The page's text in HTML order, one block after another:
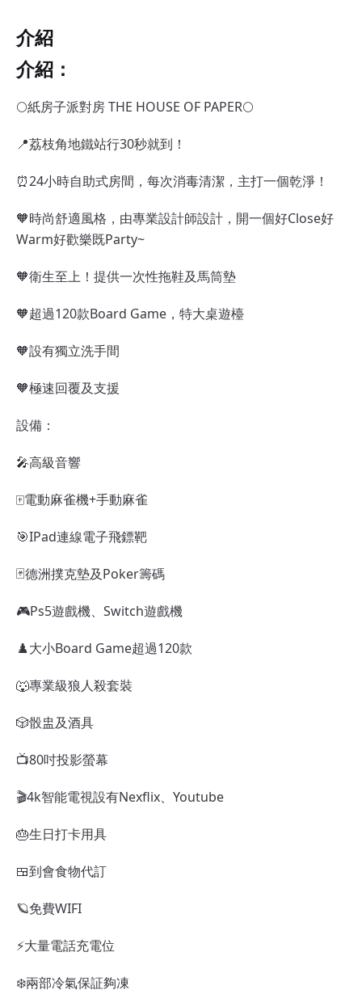
介紹
介紹：
🌕紙房子派對房 THE HOUSE OF PAPER🌕
📍荔枝角地鐵站行30秒就到！
⏰24小時自助式房間，每次消毒清潔，主打一個乾淨！
🧡時尚舒適風格，由專業設計師設計，開一個好Close好
Warm好歡樂既Party~
🧡衛生至上！提供一次性拖鞋及馬筒墊
🧡超過120款Board Game，特大桌遊檯
🧡設有獨立洗手間
🧡極速回覆及支援
設備：
🎤高級音響
🀄電動麻雀機+手動麻雀
🎯IPad連線電子飛鏢靶
🃏德洲撲克墊及Poker籌碼
🎮Ps5遊戲機、Switch遊戲機
♟️大小Board Game超過120款
🐺專業級狼人殺套裝
🎲骰盅及酒具
📺80吋投影螢幕
🎬4k智能電視設有Nexflix、Youtube
🎂生日打卡用具
🍱到會食物代訂
🪐免費WIFI
⚡大量電話充電位
❄️兩部冷氣保証夠凍